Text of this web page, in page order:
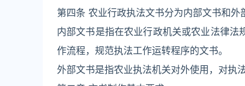
第四条 农业行政执法文书分为内部文书和外
内部文书是指在农业行政机关或农业法律法
作流程，规范执法工作运转程序的文书。
外部文书是指农业执法机关对外使用，对执